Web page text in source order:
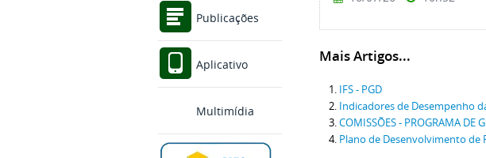
Publicações
Aplicativo
Multimídia
Mais Artigos...
IFS - PGD
Indicadores de Desempenho
COMISSÕES - PROGRAMA DE
Plano de Desenvolvimento de